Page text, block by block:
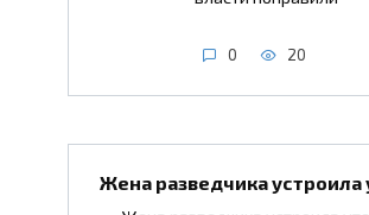
0 20
Жена разведчика устроила